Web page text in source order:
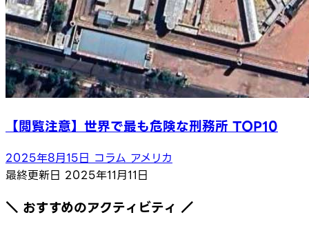
【閲覧注意】世界で最も危険な刑務所 TOP10
2025年8月15日 コラム アメリカ
最終更新日 2025年11月11日
＼ おすすめのアクティビティ ／